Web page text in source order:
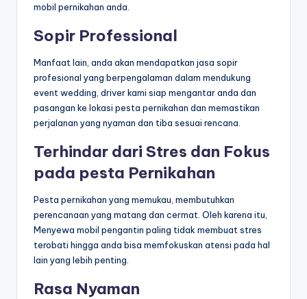
mobil pernikahan anda.
Sopir Professional
Manfaat lain, anda akan mendapatkan jasa sopir
profesional yang berpengalaman dalam mendukung
event wedding, driver kami siap mengantar anda dan
pasangan ke lokasi pesta pernikahan dan memastikan
perjalanan yang nyaman dan tiba sesuai rencana.
Terhindar dari Stres dan Fokus
pada pesta Pernikahan
Pesta pernikahan yang memukau, membutuhkan
perencanaan yang matang dan cermat. Oleh karena itu,
Menyewa mobil pengantin paling tidak membuat stres
terobati hingga anda bisa memfokuskan atensi pada hal
lain yang lebih penting.
Rasa Nyaman